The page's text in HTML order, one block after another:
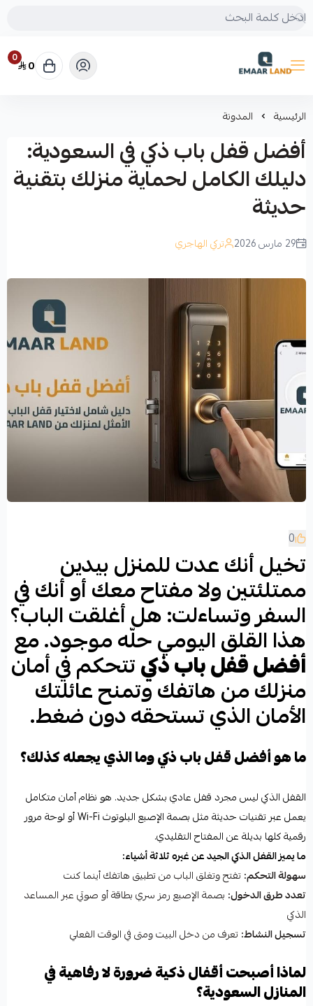
إعمار لاند
0 0
الرئيسية المدونة
أفضل قفل باب ذكي في السعودية:
دليلك الكامل لحماية منزلك بتقنية
حديثة
29 مارس 2026 تركي الهاجري
0
تخيل أنك عدت للمنزل بيدين
ممتلئتين ولا مفتاح معك أو أنك في
السفر وتساءلت: هل أغلقت الباب؟
هذا القلق اليومي حلّه موجود. مع
أفضل قفل باب ذكيتتحكم في أمان
منزلك من هاتفك وتمنح عائلتك
الأمان الذي تستحقه دون ضغط.
ما هو أفضل قفل باب ذكي وما الذي يجعله كذلك؟
القفل الذكي ليس مجرد قفل عادي بشكل جديد. هو نظام أمان متكامل
يعمل عبر تقنيات حديثة مثل بصمة الإصبع البلوتوث Wi-Fi أو لوحة مرور
رقمية كلها بديلة عن المفتاح التقليدي.
ما يميز القفل الذكي الجيد عن غيره ثلاثة أشياء:
سهولة التحكم:تفتح وتغلق الباب من تطبيق هاتفك أينما كنت
تعدد طرق الدخول: بصمة الإصبع رمز سري بطاقة أو صوتي عبر المساعد
الذكي
تسجيل النشاط:تعرف من دخل البيت ومتى في الوقت الفعلي
لماذا أصبحت أقفال ذكية ضرورة لا رفاهية في
المنازل السعودية؟